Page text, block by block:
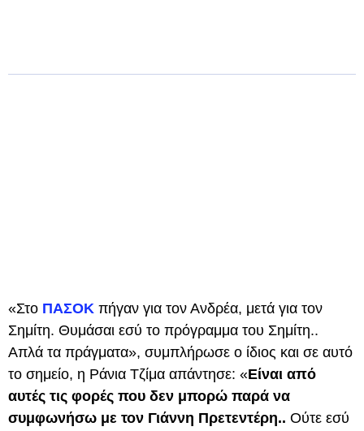
«Στο ΠΑΣΟΚ πήγαν για τον Ανδρέα, μετά για τον
Σημίτη. Θυμάσαι εσύ το πρόγραμμα του Σημίτη..
Απλά τα πράγματα», συμπλήρωσε ο ίδιος και σε αυτό
το σημείο, η Ράνια Τζίμα απάντησε: «Είναι από
αυτές τις φορές που δεν μπορώ παρά να
συμφωνήσω με τον Γιάννη Πρετεντέρη.. Ούτε εσύ